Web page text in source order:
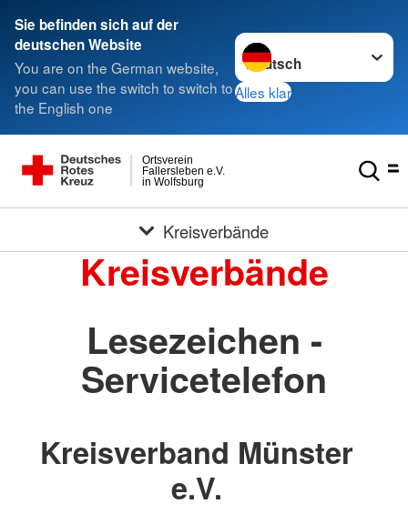
Sie befinden sich auf der
deutschen Website
You are on the German website,
you can use the switch to switch to
the English one
Sprache wechseln zu
Alles klar
in Wolfsburg
Fallersleben e.V.
Ortsverein
Kreisverbände
Kreisverbände
Lesezeichen -
Servicetelefon
Kreisverband Münster
e.V.